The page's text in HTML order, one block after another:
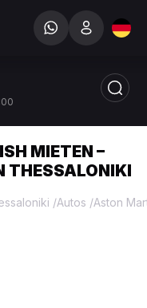
MIETEN –
THESSALONIKI
/Autos /Aston